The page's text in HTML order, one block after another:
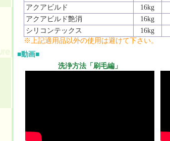
アクアビルド
16kg
アクアビルド艶消
16kg
シリコンテックス
16kg
※上記適用品以外の使用は避けて下さい。
■動画■
洗浄方法「刷毛編」